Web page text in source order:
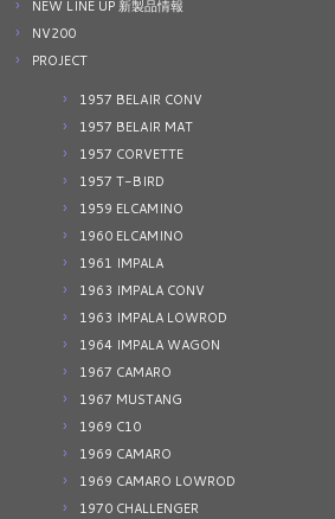
NEW LINE UP 新製品情報
NV200
PROJECT
1957 BELAIR CONV
1957 BELAIR MAT
1957 CORVETTE
1957 T-BIRD
1959 ELCAMINO
1960 ELCAMINO
1961 IMPALA
1963 IMPALA CONV
1963 IMPALA LOWROD
1964 IMPALA WAGON
1967 CAMARO
1967 MUSTANG
1969 C10
1969 CAMARO
1969 CAMARO LOWROD
1970 CHALLENGER